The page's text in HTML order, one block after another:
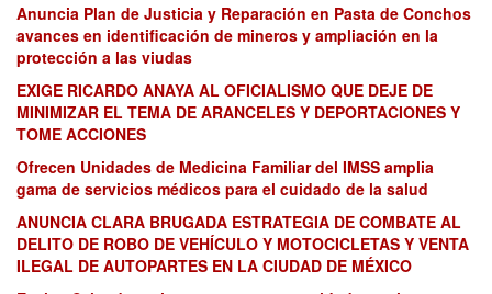
Anuncia Plan de Justicia y Reparación en Pasta de Conchos
avances en identificación de mineros y ampliación en la
protección a las viudas
EXIGE RICARDO ANAYA AL OFICIALISMO QUE DEJE DE
MINIMIZAR EL TEMA DE ARANCELES Y DEPORTACIONES Y
TOME ACCIONES
Ofrecen Unidades de Medicina Familiar del IMSS amplia
gama de servicios médicos para el cuidado de la salud
ANUNCIA CLARA BRUGADA ESTRATEGIA DE COMBATE AL
DELITO DE ROBO DE VEHÍCULO Y MOTOCICLETAS Y VENTA
ILEGAL DE AUTOPARTES EN LA CIUDAD DE MÉXICO